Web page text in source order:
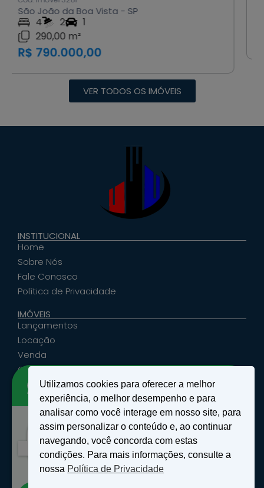
Águas da Prata - SP
R$ 1.800.000,00
VER TODOS OS IMÓVEIS
INSTITUCIONAL
Home
Sobre Nós
Fale Conosco
Política de Privacidade
IMÓVEIS
Lançamentos
Locação
Venda
Cadastrar Seu Imóvel
ATENDIMENTO
santosemattosimoveis@hotmail.com
(19) 9 9639-4985
Rua Floriano Peixoto, nº 27 - Centro - São João
da Boa Vista, SP
Como podemos te ajudar?
Utilizamos cookies para oferecer a melhor
experiência, o melhor desempenho e para
analisar como você interage em nosso site, para
assim personalizar o conteúdo e, ao continuar
navegando, você concorda com estas
condições. Para mais informações, consulte a
nossa Política de Privacidade